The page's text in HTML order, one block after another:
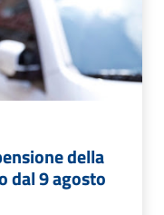
della
dal 9 agosto